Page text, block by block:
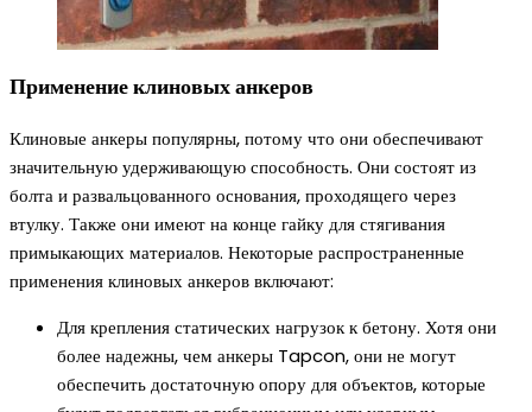
Применение клиновых анкеров
Клиновые анкеры популярны, потому что они обеспечивают
значительную удерживающую способность. Они состоят из
болта и развальцованного основания, проходящего через
втулку. Также они имеют на конце гайку для стягивания
примыкающих материалов. Некоторые распространенные
применения клиновых анкеров включают:
Для крепления статических нагрузок к бетону. Хотя они
более надежны, чем анкеры Tapcon, они не могут
обеспечить достаточную опору для объектов, которые